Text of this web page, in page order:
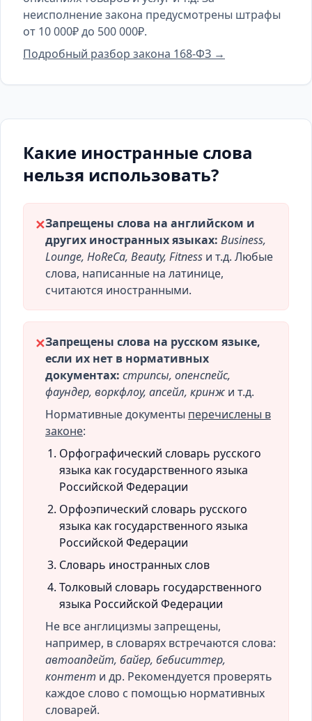
неисполнение закона предусмотрены штрафы
от 10 000₽ до 500 000₽.
Подробный разбор закона 168-ФЗ →
Какие иностранные слова
нельзя использовать?
✕Запрещены слова на английском и
других иностранных языках: Business,
Lounge, HoReCa, Beauty, Fitness и т.д. Любые
слова, написанные на латинице,
считаются иностранными.
✕Запрещены слова на русском языке,
если их нет в нормативных
документах: стрипсы, опенспейс,
фаундер, воркфлоу, апсейл, кринж и т.д.
Нормативные документы перечислены в
законе:
Орфографический словарь русского
языка как государственного языка
Российской Федерации
Орфоэпический словарь русского
языка как государственного языка
Российской Федерации
Словарь иностранных слов
Толковый словарь государственного
языка Российской Федерации
Не все англицизмы запрещены,
например, в словарях встречаются слова:
автоапдейт, байер, бебиситтер,
контент и др. Рекомендуется проверять
каждое слово с помощью нормативных
словарей.